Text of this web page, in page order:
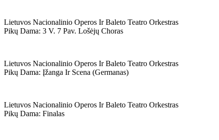
Lietuvos Nacionalinio Operos Ir Baleto Teatro Orkestras
Pikų Dama: 3 V. 7 Pav. Lošėjų Choras
Lietuvos Nacionalinio Operos Ir Baleto Teatro Orkestras
Pikų Dama: Įžanga Ir Scena (germanas)
Lietuvos Nacionalinio Operos Ir Baleto Teatro Orkestras
Pikų Dama: Finalas